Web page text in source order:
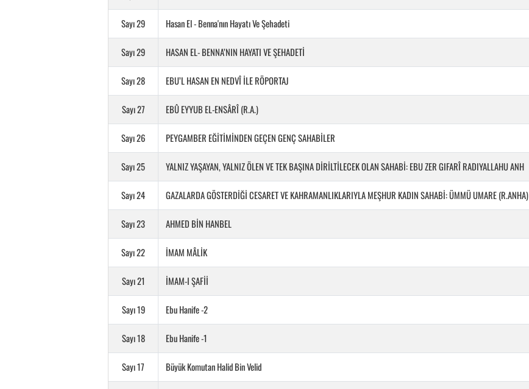
Sayı 29 Hasan El - Benna'nın Hayatı Ve Şehadeti
Sayı 29 HASAN EL- BENNA’NIN HAYATI VE ŞEHADETİ
Sayı 28 EBU’L HASAN EN NEDVÎ İLE RÖPORTAJ
Sayı 27 EBÛ EYYUB EL-ENSÂRÎ (R.A.)
Sayı 26 PEYGAMBER EĞİTİMİNDEN GEÇEN GENÇ SAHABİLER
Sayı 25 YALNIZ YAŞAYAN, YALNIZ ÖLEN VE TEK BAŞINA DİRİLTİLECEK OLAN SAHABİ: EBU ZER GIFARÎ RADIYALLAHU ANH
Sayı 24 GAZALARDA GÖSTERDİĞİ CESARET VE KAHRAMANLIKLARIYLA MEŞHUR KADIN SAHABİ: ÜMMÜ UMARE (R.ANHA)
Sayı 23 AHMED BİN HANBEL
Sayı 22 İMAM MÂLİK
Sayı 21 İMAM-I ŞAFİİ
Sayı 19 Ebu Hanife -2
Sayı 18 Ebu Hanife -1
Sayı 17 Büyük Komutan Halid Bin Velid